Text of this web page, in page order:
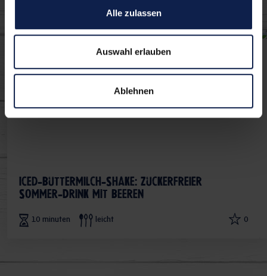
Alle zulassen
Auswahl erlauben
Ablehnen
Iced-Buttermilch-Shake: Zuckerfreier
Sommer-Drink mit Beeren
10 minuten leicht 0